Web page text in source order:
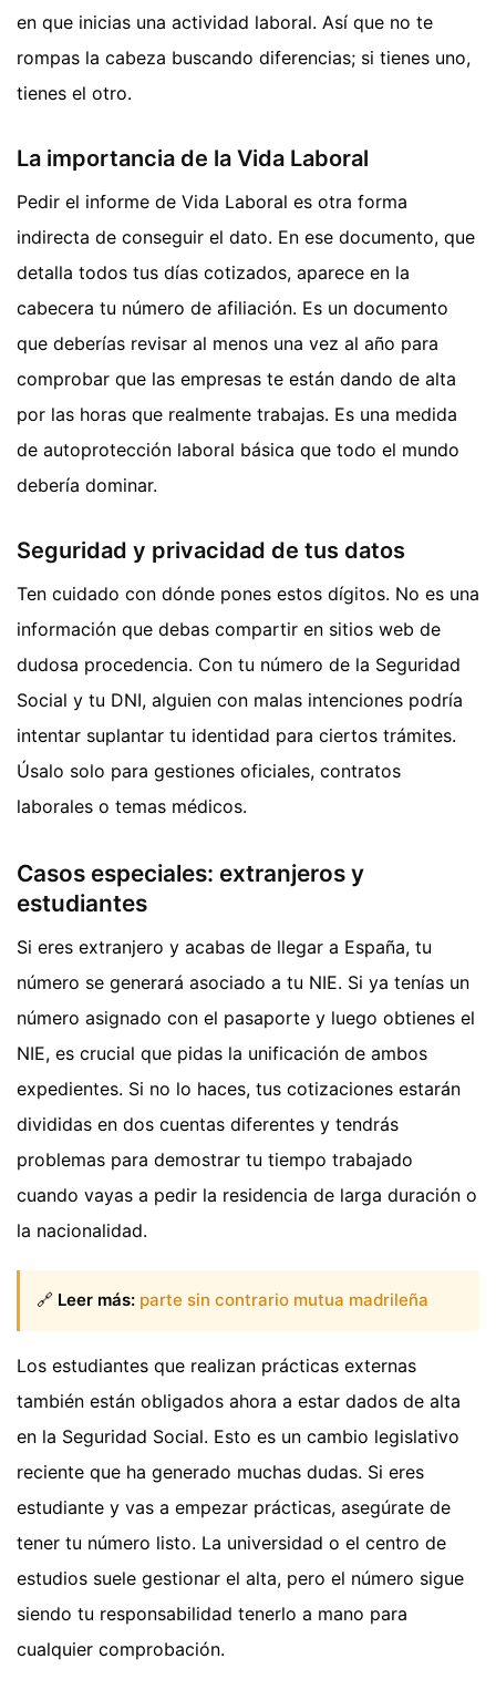
en que inicias una actividad laboral. Así que no te
rompas la cabeza buscando diferencias; si tienes uno,
tienes el otro.
La importancia de la Vida Laboral
Pedir el informe de Vida Laboral es otra forma
indirecta de conseguir el dato. En ese documento, que
detalla todos tus días cotizados, aparece en la
cabecera tu número de afiliación. Es un documento
que deberías revisar al menos una vez al año para
comprobar que las empresas te están dando de alta
por las horas que realmente trabajas. Es una medida
de autoprotección laboral básica que todo el mundo
debería dominar.
Seguridad y privacidad de tus datos
Ten cuidado con dónde pones estos dígitos. No es una
información que debas compartir en sitios web de
dudosa procedencia. Con tu número de la Seguridad
Social y tu DNI, alguien con malas intenciones podría
intentar suplantar tu identidad para ciertos trámites.
Úsalo solo para gestiones oficiales, contratos
laborales o temas médicos.
Casos especiales: extranjeros y
estudiantes
Si eres extranjero y acabas de llegar a España, tu
número se generará asociado a tu NIE. Si ya tenías un
número asignado con el pasaporte y luego obtienes el
NIE, es crucial que pidas la unificación de ambos
expedientes. Si no lo haces, tus cotizaciones estarán
divididas en dos cuentas diferentes y tendrás
problemas para demostrar tu tiempo trabajado
cuando vayas a pedir la residencia de larga duración o
la nacionalidad.
🔗 Leer más: parte sin contrario mutua madrileña
Los estudiantes que realizan prácticas externas
también están obligados ahora a estar dados de alta
en la Seguridad Social. Esto es un cambio legislativo
reciente que ha generado muchas dudas. Si eres
estudiante y vas a empezar prácticas, asegúrate de
tener tu número listo. La universidad o el centro de
estudios suele gestionar el alta, pero el número sigue
siendo tu responsabilidad tenerlo a mano para
cualquier comprobación.